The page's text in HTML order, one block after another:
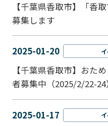
【千葉県香取市】「香
募集します
2025-01-20
【千葉県香取市】おた
者募集中（2025/2/22-24）
2025-01-17